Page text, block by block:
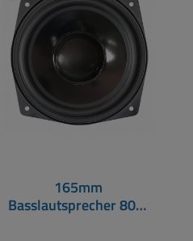
165mm
Basslautsprecher 80W